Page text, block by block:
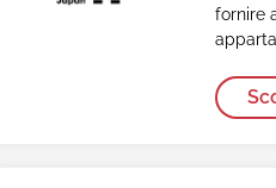
fornire